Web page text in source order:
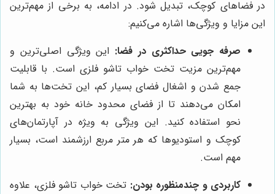
در فضاهای کوچک، تبدیل شود. در ادامه، به برخی از مهم‌ترین
این مزایا و ویژگی‌ها اشاره می‌کنیم:
صرفه جویی حداکثری در فضا: این ویژگی اصلی‌ترین و
مهم‌ترین مزیت تخت خواب تاشو فلزی است. با قابلیت
جمع شدن و اشغال فضای بسیار کم، این تخت‌ها به شما
امکان می‌دهند تا از فضای محدود خانه خود به بهترین
نحو استفاده کنید. این ویژگی به ویژه در آپارتمان‌های
کوچک و استودیوها که هر متر مربع ارزشمند است، بسیار
مهم است.
کاربردی و چندمنظوره بودن: تخت خواب تاشو فلزی، علاوه